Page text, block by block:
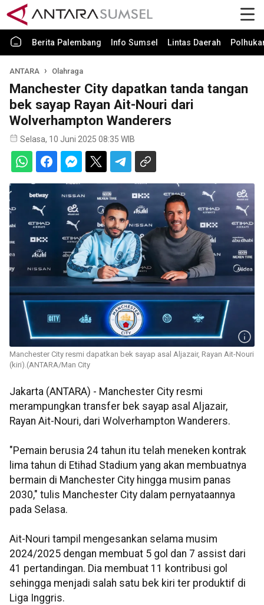
Berita Palembang Info Sumsel Lintas Daerah
ANTARA Olahraga
Manchester City dapatkan tanda tangan
bek sayap Rayan Ait-Nouri dari
Wolverhampton Wanderers
Selasa, 10 Juni 2025 08:35 WIB
Manchester City resmi dapatkan bek sayap asal Aljazair, Rayan Ait-Nouri
(kiri).(ANTARA/Man City
Jakarta (ANTARA) - Manchester City resmi
merampungkan transfer bek sayap asal Aljazair,
Rayan Ait-Nouri, dari Wolverhampton Wanderers.
"Pemain berusia 24 tahun itu telah meneken kontrak
lima tahun di Etihad Stadium yang akan membuatnya
bermain di Manchester City hingga musim panas
2030," tulis Manchester City dalam pernyataannya
pada Selasa.
Ait-Nouri tampil mengesankan selama musim
2024/2025 dengan membuat 5 gol dan 7 assist dari
41 pertandingan. Dia membuat 11 kontribusi gol
sehingga menjadi salah satu bek kiri ter produktif di
Liga Inggris.